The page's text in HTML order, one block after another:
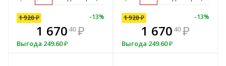
1 920₽ -13%
1 670 40 ₽
Выгода 249.60₽
В комплекте
всегда выгоднее!
7% 1 920 -
1 72800
Выгода192
1 920₽ -13%
1 670 40 ₽
Выгода 249.60₽